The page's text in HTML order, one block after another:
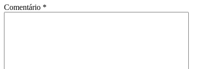
Comentário *